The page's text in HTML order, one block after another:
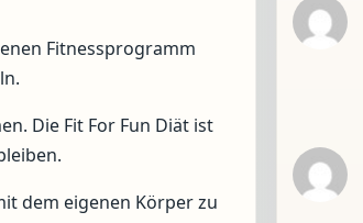
Fitnessprogramm
Die Fit For Fun Diät ist
dem eigenen Körper zu